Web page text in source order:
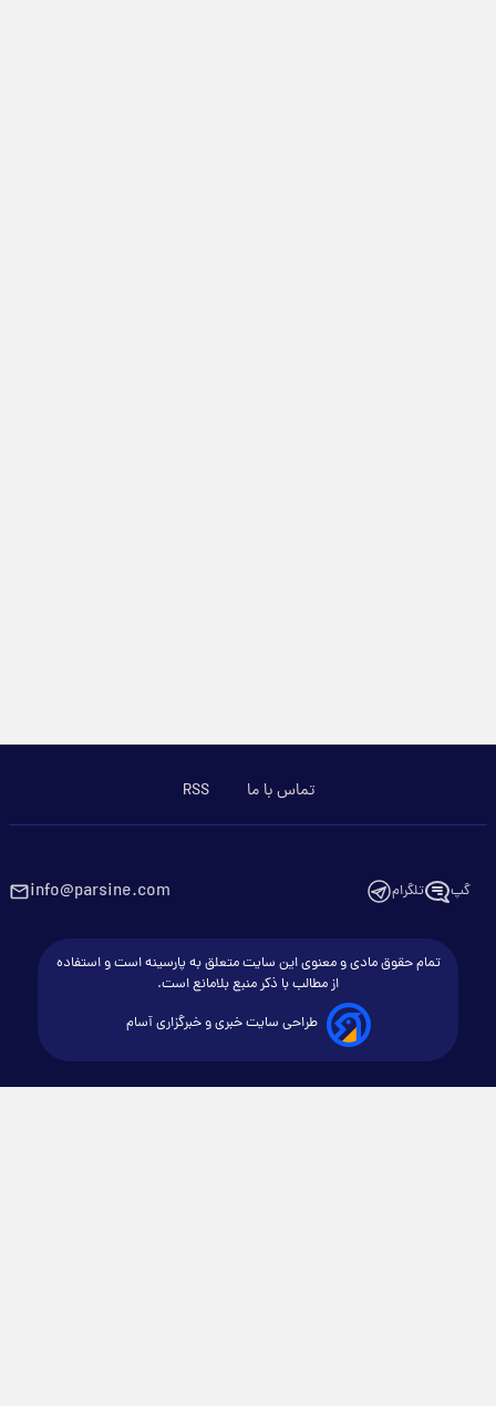
تماس با ما RSS
گپ تلگرام info@parsine.com
تمام حقوق مادی و معنوی این سایت متعلق به پارسینه است و استفاده
از مطالب با ذکر منبع بلامانع است.
طراحی سایت خبری و خبرگزاری آسام